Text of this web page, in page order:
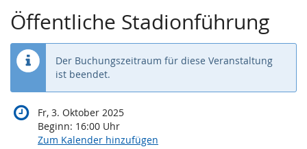
Öffentliche Stadionführung
Der Buchungszeitraum für diese Veranstaltung
ist beendet.
Fr, 3. Oktober 2025
Beginn: 16:00 Uhr
Zum Kalender hinzufügen